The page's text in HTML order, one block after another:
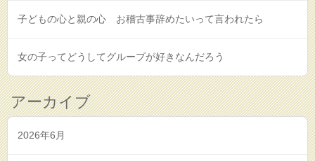
子どもの心と親の心 お稽古事辞めたいって言われたら
女の子ってどうしてグループが好きなんだろう
アーカイブ
2026年6月